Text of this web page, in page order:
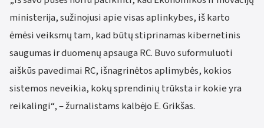
ministerija, sužinojusi apie visas aplinkybes, iš karto
ėmėsi veiksmų tam, kad būtų stiprinamas kibernetinis
saugumas ir duomenų apsauga RC. Buvo suformuluoti
aiškūs pavedimai RC, išnagrinėtos aplimybės, kokios
sistemos neveikia, kokų sprendinių trūksta ir kokie yra
reikalingi“, – žurnalistams kalbėjo E. Grikšas.